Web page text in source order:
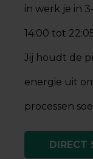
in werk je in
14:00 tot
Jij houdt de
energie uit
processen
DIRECT